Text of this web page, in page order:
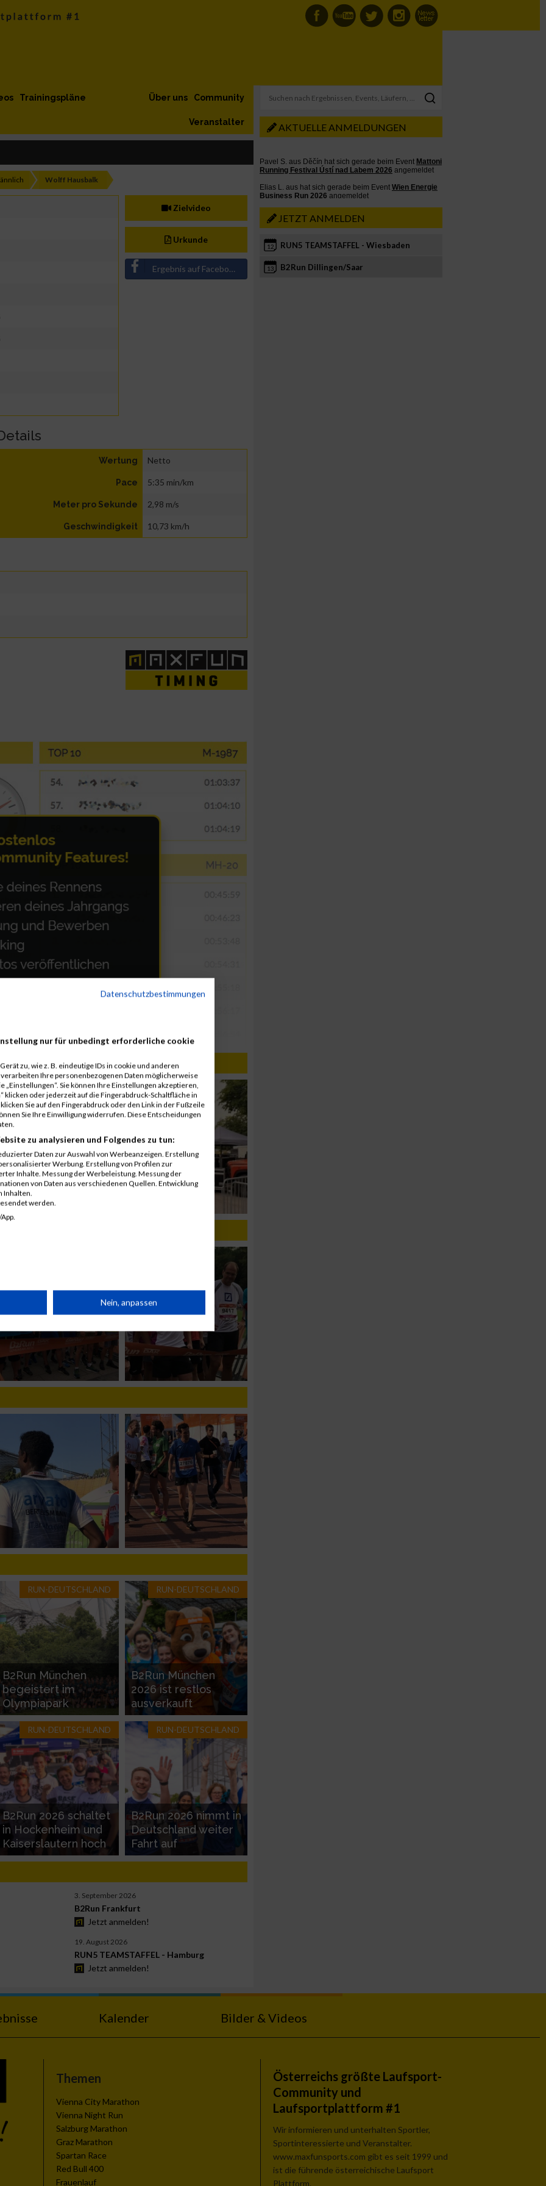
Trainingspläne Community
Über uns
Veranstalter
Wolff Hausbalk
Zielvideo
Urkunde
Ergebnis auf Facebook teilen
Wertung Netto
Pace 5:35 min/km
Meter pro Sekunde 2,98 m/s
Geschwindigkeit 10,73 km/h
RUN-DEUTSCHLAND
B2Run München
begeistert im
Olympiapark
RUN-DEUTSCHLAND
B2Run München
2026 ist restlos
ausverkauft
RUN-DEUTSCHLAND
B2Run 2026 schaltet
in Hockenheim und
Kaiserslautern hoch
RUN-DEUTSCHLAND
B2Run 2026 nimmt in
Deutschland weiter
Fahrt auf
3. September 2026
B2Run Frankfurt
Jetzt anmelden!
19. August 2026
RUN5 TEAMSTAFFEL - Hamburg
Jetzt anmelden!
AKTUELLE ANMELDUNGEN
JETZT ANMELDEN
12 RUN5 TEAMSTAFFEL - Wiesbaden
13 B2Run Dillingen/Saar
Kalender Bilder & Videos
Themen
Vienna City Marathon
Vienna Night Run
Salzburg Marathon
Graz Marathon
Spartan Race
Red Bull 400
Frauenlauf
Österreichs größte Laufsport-
Community und
Laufsportplattform #1
Wir informieren und unterhalten Sportler,
Sportinteressierte und Veranstalter.
www.maxfunsports.com gibt es seit 1999 und
ist die führende österreichische Laufsport
Plattform.
Datenschutzbestimmungen
nur für unbedingt erforderliche cookie
zu, wie z. B. eindeutige IDs in cookie und anderen
Ihre personenbezogenen Daten möglicherweise
Sie können Ihre Einstellungen akzeptieren,
klicken oder jederzeit auf die Fingerabdruck-Schaltfläche in
Sie auf den Fingerabdruck oder den Link in der Fußzeile
Sie Ihre Einwilligung widerrufen. Diese Entscheidungen
zu analysieren und Folgendes zu tun:
Daten zur Auswahl von Werbeanzeigen. Erstellung
Werbung. Erstellung von Profilen zur
Inhalte. Messung der Werbeleistung. Messung der
von Daten aus verschiedenen Quellen. Entwicklung
Inhalten.
werden.
von Daten aus
Nein, anpassen